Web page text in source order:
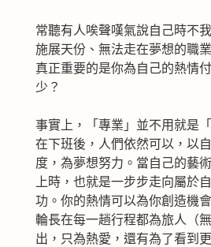
常聽有人唉聲嘆氣說自己時不
施展天份、無法走在夢想的職
真正重要的是你為自己的熱情
少？
事實上，「專業」並不用就是
在下班後，人們依然可以，以
度，為夢想努力。當自己的藝
上時，也就是一步步走向屬於
功。你的熱情可以為你創造機
輪長在每一趟行程都為旅人（
出，只為熱愛，還有為了看到